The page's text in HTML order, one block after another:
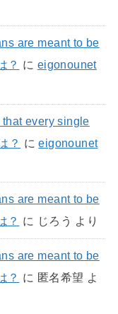
are meant to be
？ に eigonounet
every single
？ にeigonounet
are meant to be
？ に じろう より
are meant to be
？ に 匿名希望 よ